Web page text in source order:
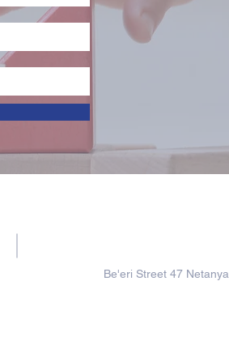
Be'eri Street 47 Netanya